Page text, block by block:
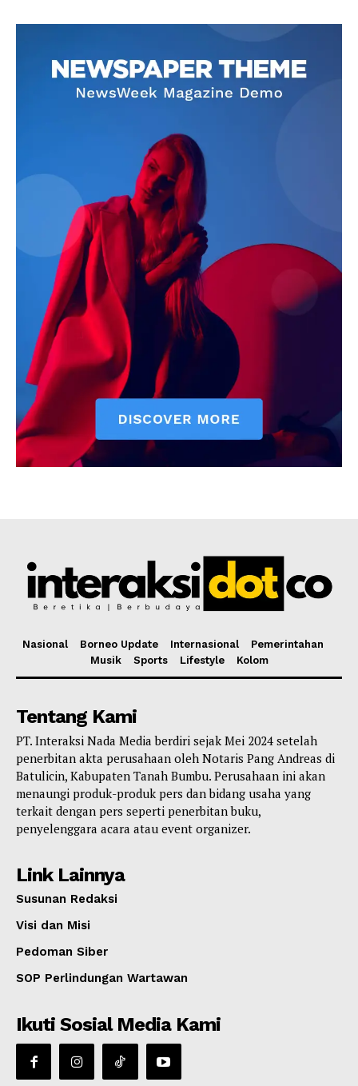
Nasional Borneo Update Internasional
Pemerintahan
Musik
Sports Lifestyle Kolom
Tentang Kami
PT. Interaksi Nada Media berdiri sejak Mei 2024 setelah
penerbitan akta perusahaan oleh Notaris Pang Andreas di
Batulicin, Kabupaten Tanah Bumbu. Perusahaan ini akan
menaungi produk-produk pers dan bidang usaha yang
terkait dengan pers seperti penerbitan buku,
penyelenggara acara atau event organizer.
Link Lainnya
Susunan Redaksi
Visi dan Misi
Pedoman Siber
SOP Perlindungan Wartawan
Ikuti Sosial Media Kami